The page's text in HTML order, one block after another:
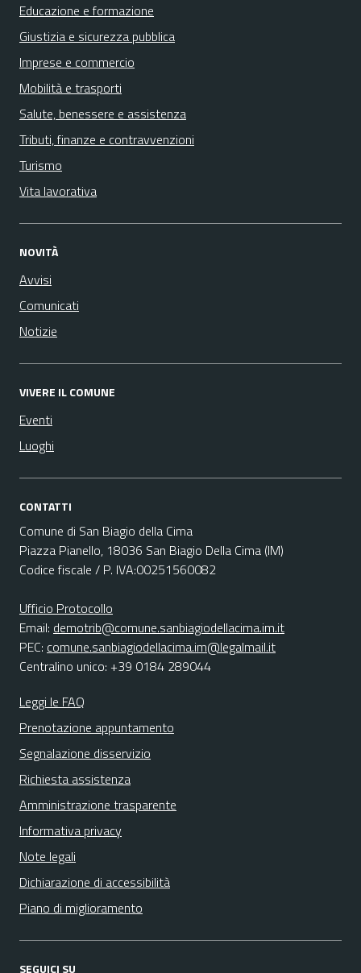
Educazione e formazione
Giustizia e sicurezza pubblica
Imprese e commercio
Mobilità e trasporti
Salute, benessere e assistenza
Tributi, finanze e contravvenzioni
Turismo
Vita lavorativa
NOVITÀ
Avvisi
Comunicati
Notizie
VIVERE IL COMUNE
Eventi
Luoghi
CONTATTI
Comune di San Biagio della Cima
Piazza Pianello, 18036 San Biagio Della Cima (IM)
Codice fiscale / P. IVA:00251560082
Ufficio Protocollo
Email: demotrib@comune.sanbiagiodellacima.im.it
PEC: comune.sanbiagiodellacima.im@legalmail.it
Centralino unico: +39 0184 289044
Leggi le FAQ
Prenotazione appuntamento
Segnalazione disservizio
Richiesta assistenza
Amministrazione trasparente
Informativa privacy
Note legali
Dichiarazione di accessibilità
Piano di miglioramento
SEGUICI SU